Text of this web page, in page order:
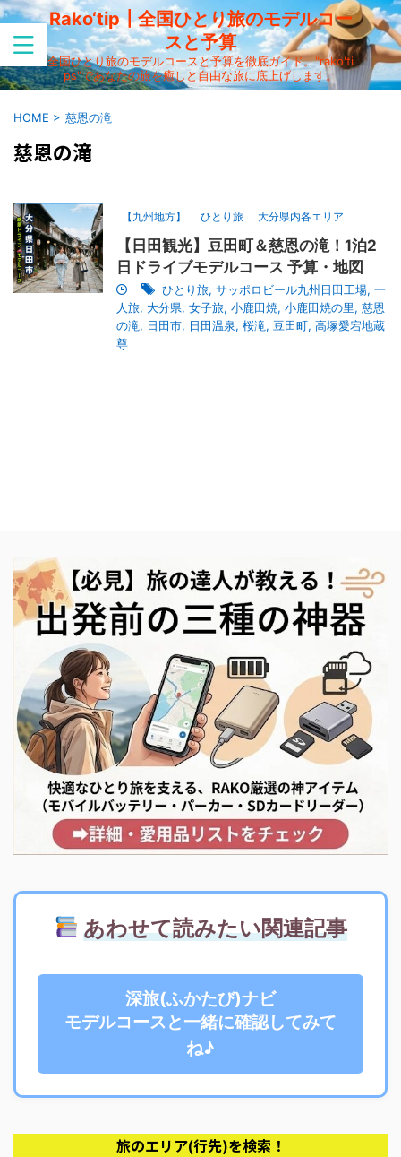
Rako‘tip┃全国ひとり旅のモデルコー
スと予算
全国ひとり旅のモデルコースと予算を徹底ガイド。"rako'ti
ps"であなたの旅を癒しと自由な旅に底上げします。
HOME > 慈恩の滝
慈恩の滝
【九州地方】 ひとり旅 大分県内各エリア
【日田観光】豆田町＆慈恩の滝！1泊2
日ドライブモデルコース 予算・地図
ひとり旅, サッポロビール九州日田工場, 一
人旅, 大分県, 女子旅, 小鹿田焼, 小鹿田焼の里, 慈恩
の滝, 日田市, 日田温泉, 桜滝, 豆田町, 高塚愛宕地蔵
尊
あわせて読みたい関連記事
深旅(ふかたび)ナビ
モデルコースと一緒に確認してみて
ね♪
旅のエリア(行先)を検索！